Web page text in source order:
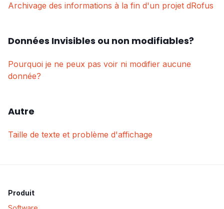
Archivage des informations à la fin d'un projet dRofus
Données Invisibles ou non modifiables?
Pourquoi je ne peux pas voir ni modifier aucune
donnée?
Autre
Taille de texte et problème d'affichage
Produit